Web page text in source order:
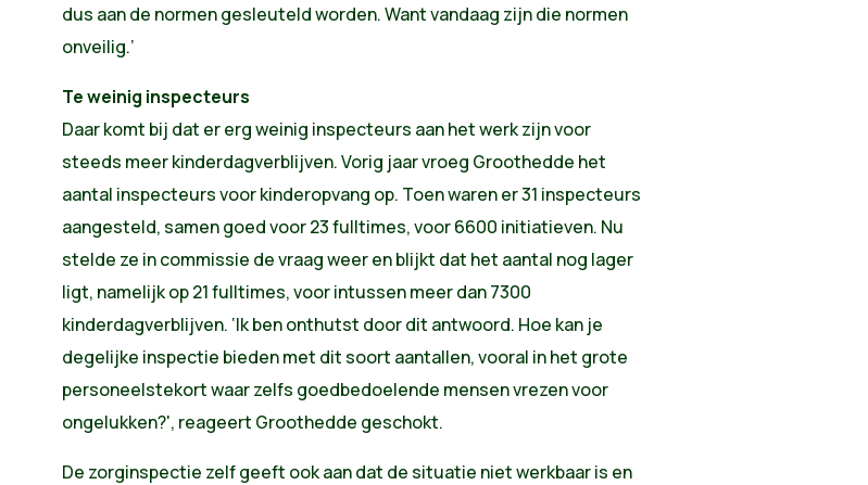
dus aan de normen gesleuteld worden. Want vandaag zijn die normen
onveilig.’
Te weinig inspecteurs
Daar komt bij dat er erg weinig inspecteurs aan het werk zijn voor
steeds meer kinderdagverblijven. Vorig jaar vroeg Groothedde het
aantal inspecteurs voor kinderopvang op. Toen waren er 31 inspecteurs
aangesteld, samen goed voor 23 fulltimes, voor 6600 initiatieven. Nu
stelde ze in commissie de vraag weer en blijkt dat het aantal nog lager
ligt, namelijk op 21 fulltimes, voor intussen meer dan 7300
kinderdagverblijven. ‘Ik ben onthutst door dit antwoord. Hoe kan je
degelijke inspectie bieden met dit soort aantallen, vooral in het grote
personeelstekort waar zelfs goedbedoelende mensen vrezen voor
ongelukken?', reageert Groothedde geschokt.
De zorginspectie zelf geeft ook aan dat de situatie niet werkbaar is en